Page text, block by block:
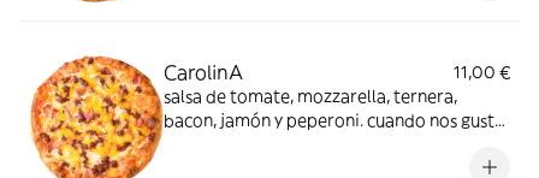
CarolinA
11,00 €
salsa de tomate, mozzarella, ternera,
bacon, jamón y peperoni. cuando nos gusta